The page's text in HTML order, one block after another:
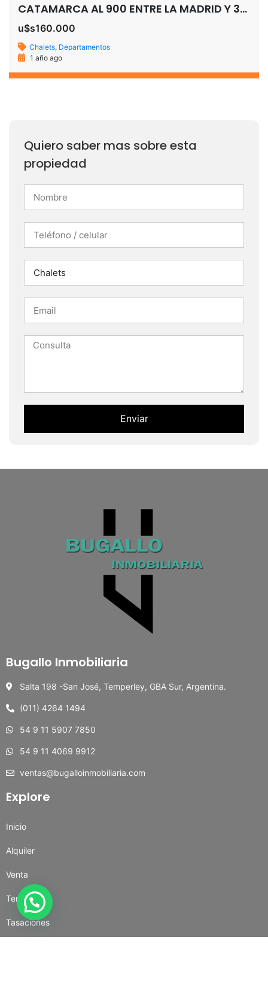
CATAMARCA AL 900 ENTRE LA MADRID Y 30 DE SEPTIEMBRE SAN JOSE ADROGUE
u$s160.000
Chalets, Departamentos
1 año ago
Quiero saber mas sobre esta
propiedad
Enviar
Bugallo Inmobiliaria
Salta 198 -San José, Temperley, GBA Sur, Argentina.
(011) 4264 1494
54 9 11 5907 7850
54 9 11 4069 9912
ventas@bugalloinmobiliaria.com
Explore
Inicio
Alquiler
Venta
Temporal
Tasaciones